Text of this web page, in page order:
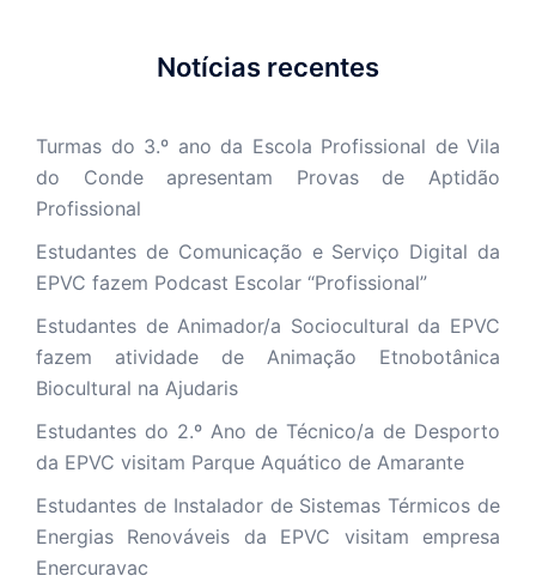
Notícias recentes
Turmas do 3.º ano da Escola Profissional de Vila
do Conde apresentam Provas de Aptidão
Profissional
Estudantes de Comunicação e Serviço Digital da
EPVC fazem Podcast Escolar “Profissional”
Estudantes de Animador/a Sociocultural da EPVC
fazem atividade de Animação Etnobotânica
Biocultural na Ajudaris
Estudantes do 2.º Ano de Técnico/a de Desporto
da EPVC visitam Parque Aquático de Amarante
Estudantes de Instalador de Sistemas Térmicos de
Energias Renováveis da EPVC visitam empresa
Enercuravac